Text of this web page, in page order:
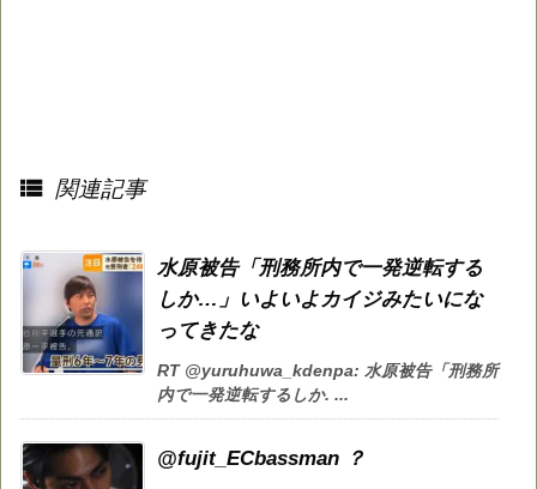
 関連記事
水原被告「刑務所内で一発逆転する
しか…」いよいよカイジみたいにな
ってきたな
RT @yuruhuwa_kdenpa: 水原被告「刑務所
内で一発逆転するしか. ...
@fujit_ECbassman ？